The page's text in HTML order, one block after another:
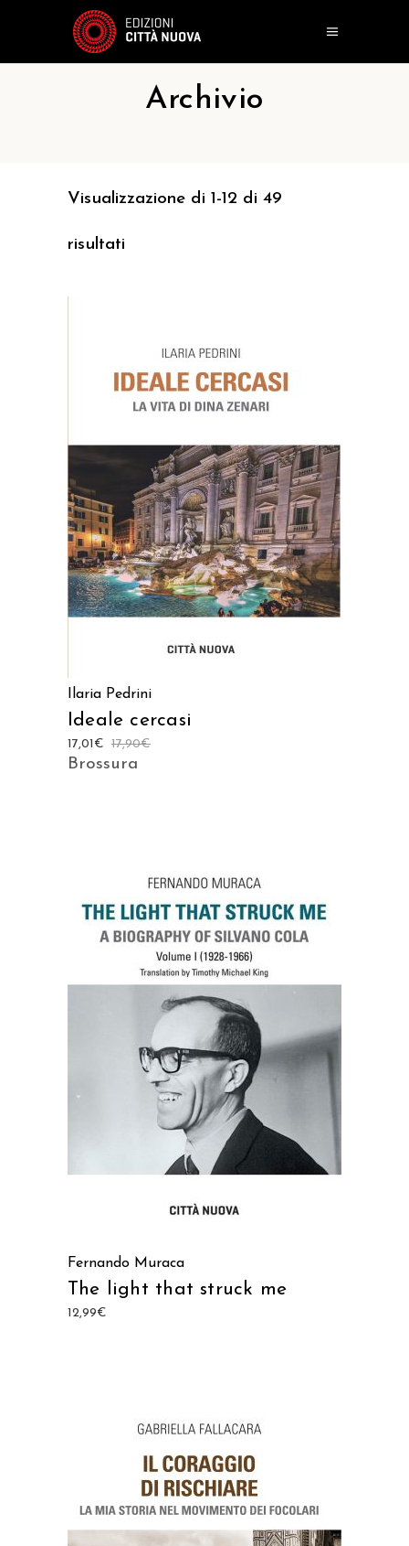
Archivio
Visualizzazione di 1-12 di 49
risultati
AGGIUNGI AL CARRELLO
Ilaria Pedrini
Ideale cercasi
17,90€
17,01 €
Brossura
AGGIUNGI AL CARRELLO
Fernando Muraca
The light that struck me
12,99€